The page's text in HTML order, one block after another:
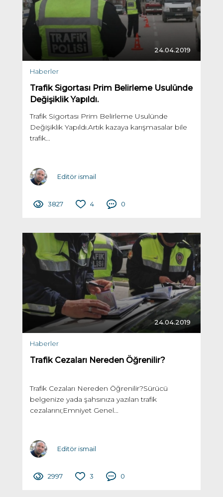
24.04.2019
Haberler
Trafik Sigortası Prim Belirleme Usulünde
Değişiklik Yapıldı.
Trafik Sigortası Prim Belirleme Usulünde
Değişiklik Yapıldı.Artık kazaya karışmasalar bile
trafik...
Editör ismail
3827 4 0
24.04.2019
Haberler
Trafik Cezaları Nereden Öğrenilir?
Trafik Cezaları Nereden Öğrenilir?Sürücü
belgenize yada şahsınıza yazılan trafik
cezalarını;Emniyet Genel...
Editör ismail
2997 3 0